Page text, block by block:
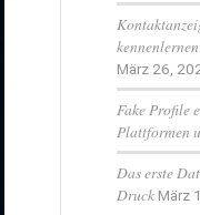
März 26,
Fake Profile
Plattformen
Das erste
Druck März